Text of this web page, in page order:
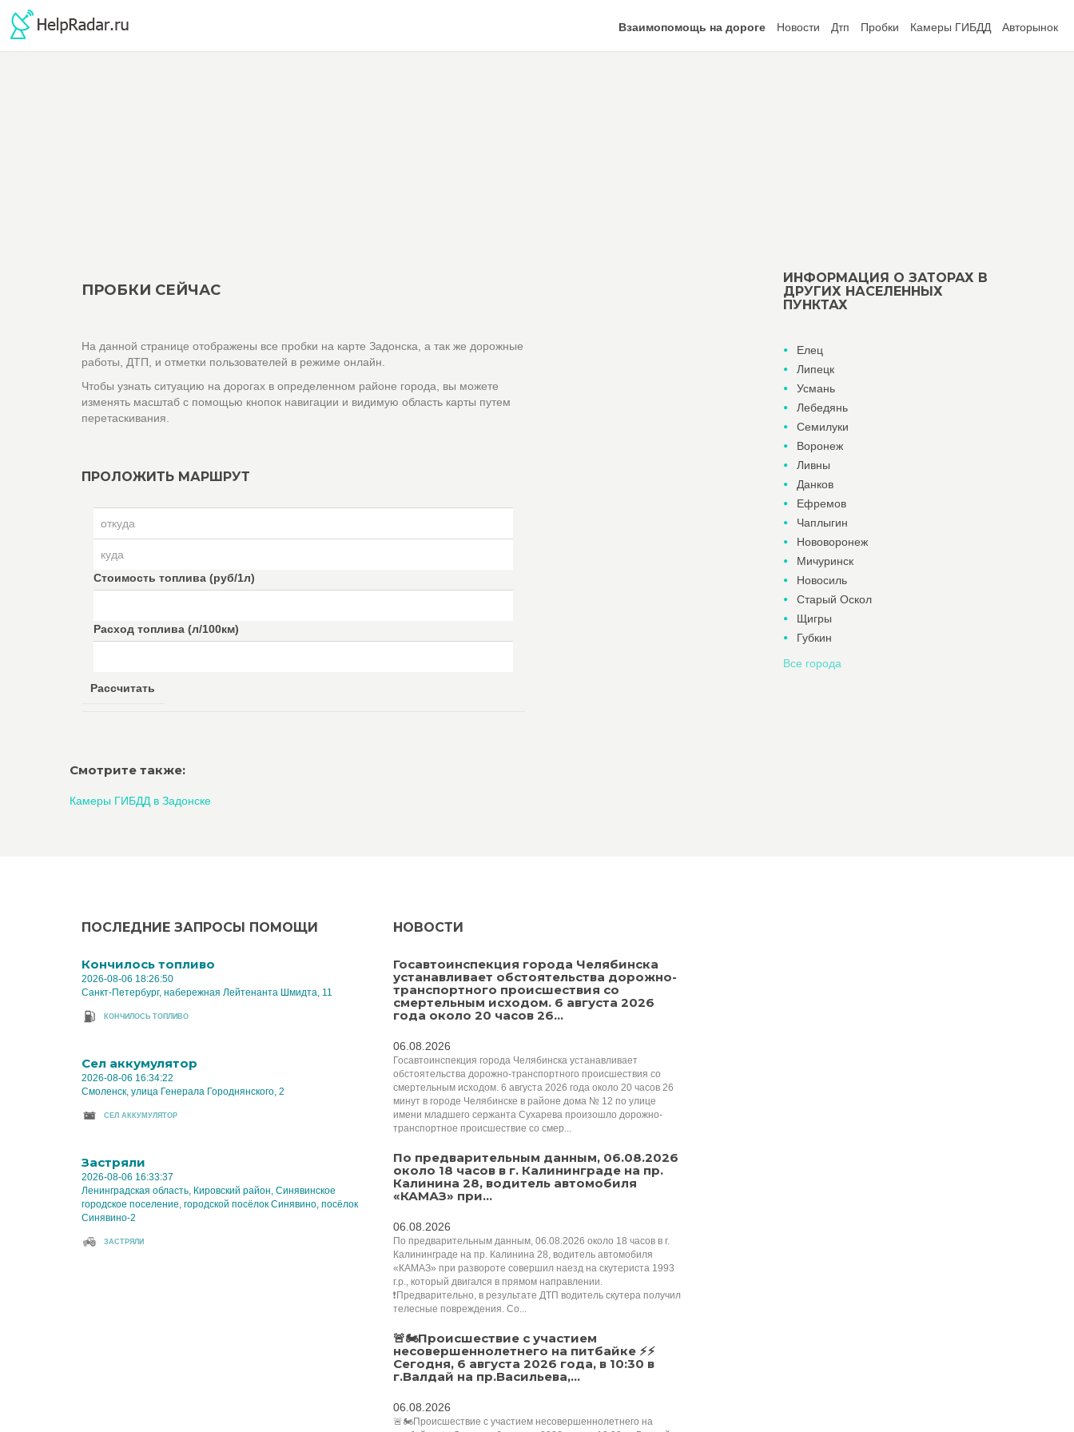
Взаимопомощь на дороге Новости Дтп Пробки Камеры ГИБДД Авторынок
ПРОБКИ СЕЙЧАС
На данной странице отображены все пробки на карте Задонска, а так же дорожные
работы, ДТП, и отметки пользователей в режиме онлайн.
Чтобы узнать ситуацию на дорогах в определенном районе города, вы можете
изменять масштаб с помощью кнопок навигации и видимую область карты путем
перетаскивания.
ПРОЛОЖИТЬ МАРШРУТ
Стоимость топлива (руб/1л)
Расход топлива (л/100км)
Рассчитать
Смотрите также:
Камеры ГИБДД в Задонске
ИНФОРМАЦИЯ О ЗАТОРАХ В
ДРУГИХ НАСЕЛЕННЫХ
ПУНКТАХ
Елец
Липецк
Усмань
Лебедянь
Семилуки
Воронеж
Ливны
Данков
Ефремов
Чаплыгин
Нововоронеж
Мичуринск
Новосиль
Старый Оскол
Щигры
Губкин
Все города
ПОСЛЕДНИЕ ЗАПРОСЫ ПОМОЩИ
Кончилось топливо
2026-08-06 18:26:50
Санкт-Петербург, набережная Лейтенанта Шмидта, 11
КОНЧИЛОСЬ ТОПЛИВО
Cел аккумулятор
2026-08-06 16:34:22
Смоленск, улица Генерала Городнянского, 2
CЕЛ АККУМУЛЯТОР
Застряли
2026-08-06 16:33:37
Ленинградская область, Кировский район, Синявинское
городское поселение, городской посёлок Синявино, посёлок
Синявино-2
ЗАСТРЯЛИ
НОВОСТИ
Госавтоинспекция города Челябинска
устанавливает обстоятельства дорожно-
транспортного происшествия со
смертельным исходом. 6 августа 2026
года около 20 часов 26...
06.08.2026
Госавтоинспекция города Челябинска устанавливает
обстоятельства дорожно-транспортного происшествия со
смертельным исходом. 6 августа 2026 года около 20 часов 26
минут в городе Челябинске в районе дома № 12 по улице
имени младшего сержанта Сухарева произошло дорожно-
транспортное происшествие со смер...
По предварительным данным, 06.08.2026
около 18 часов в г. Калининграде на пр.
Калинина 28, водитель автомобиля
«КАМАЗ» при...
06.08.2026
По предварительным данным, 06.08.2026 около 18 часов в г.
Калининграде на пр. Калинина 28, водитель автомобиля
«КАМАЗ» при развороте совершил наезд на скутериста 1993
г.р., который двигался в прямом направлении.
❗️Предварительно, в результате ДТП водитель скутера получил
телесные повреждения. Со...
🚨🏍Происшествие с участием
несовершеннолетнего на питбайке ⚡️⚡️️
Сегодня, 6 августа 2026 года, в 10:30 в
г.Валдай на пр.Васильева,...
06.08.2026
🚨🏍Происшествие с участием несовершеннолетнего на